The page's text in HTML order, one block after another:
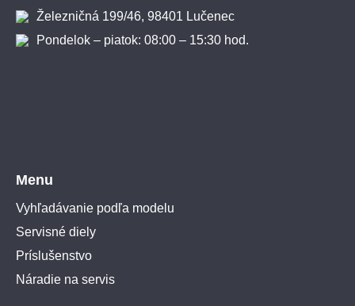
Železničná 199/46, 98401 Lučenec
Pondelok – piatok: 08:00 – 15:30 hod.
Menu
Vyhľadávanie podľa modelu
Servisné diely
Príslušenstvo
Náradie na servis